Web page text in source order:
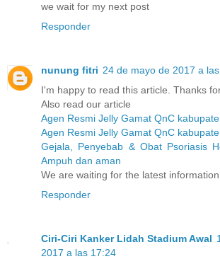
we wait for my next post
Responder
nunung fitri 24 de mayo de 2017 a
I'm happy to read this article. Thanks
Also read our article
Agen Resmi Jelly Gamat QnC
Agen Resmi Jelly Gamat QnC
Gejala, Penyebab & Obat Psoriasis
Ampuh dan aman
We are waiting for the latest information
Responder
Ciri-Ciri Kanker Lidah Stadium Awal
2017 a las 17:24